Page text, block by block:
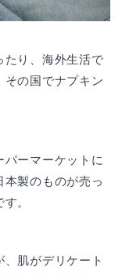
たり、海外生活で
その国でナプキン
パーマーケットに
製のものが売っ
す。
肌がデリケート